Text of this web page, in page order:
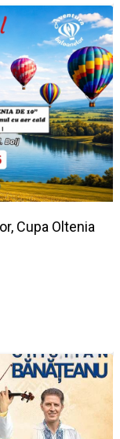
Cupa Oltenia